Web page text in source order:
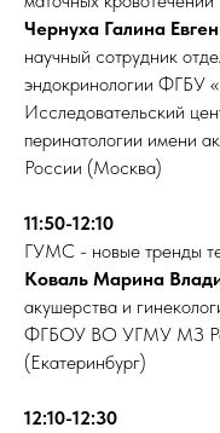
Чернуха Галина
научный сотрудник
эндокринологии ФГБУ
Исследовательский
перинатологии имени
России (Москва)
11:50-12:10
ГУМС - новые тренды
Коваль Марина
акушерства и
ФГБОУ ВО УГМУ МЗ
(Екатеринбург)
12:10-12:30